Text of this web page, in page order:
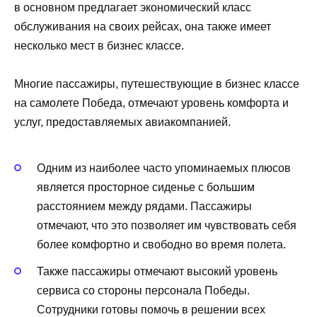
в основном предлагает экономический класс
обслуживания на своих рейсах, она также имеет
несколько мест в бизнес классе.
Многие пассажиры, путешествующие в бизнес классе
на самолете Победа, отмечают уровень комфорта и
услуг, предоставляемых авиакомпанией.
Одним из наиболее часто упоминаемых плюсов
является просторное сиденье с большим
расстоянием между рядами. Пассажиры
отмечают, что это позволяет им чувствовать себя
более комфортно и свободно во время полета.
Также пассажиры отмечают высокий уровень
сервиса со стороны персонала Победы.
Сотрудники готовы помочь в решении всех